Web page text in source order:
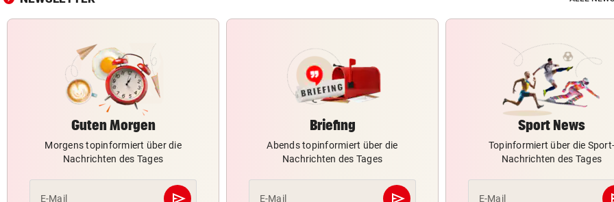
Guten Morgen
Morgens topinformiert über die
Nachrichten des Tages
E-Mail
Briefing
Abends topinformiert über die
Nachrichten des Tages
E-Mail
Sport News
Topinformiert über die Sport-
Nachrichten des Tages
E-Mail